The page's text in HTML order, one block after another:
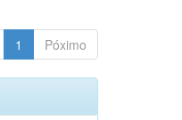
1 Póximo